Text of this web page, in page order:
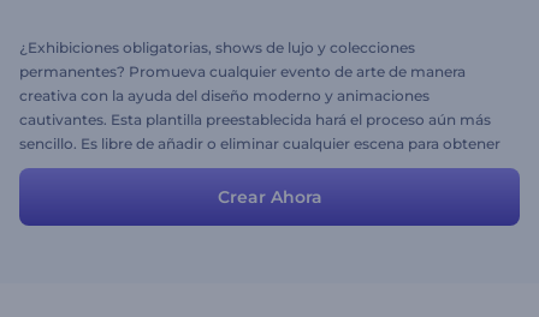
¿Exhibiciones obligatorias, shows de lujo y colecciones
permanentes? Promueva cualquier evento de arte de manera
creativa con la ayuda del diseño moderno y animaciones
cautivantes. Esta plantilla preestablecida hará el proceso aún más
sencillo. Es libre de añadir o eliminar cualquier escena para obtener
el resultado deseado.
Crear Ahora